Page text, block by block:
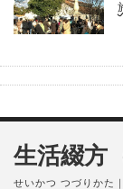
生活綴方
せいかつ つづりかた